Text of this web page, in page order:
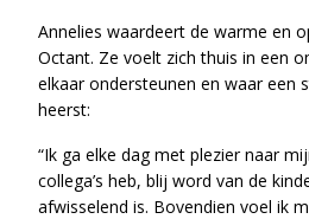
Annelies waardeert de warme en
Octant. Ze voelt zich thuis in een
elkaar ondersteunen en waar een
heerst:
“Ik ga elke dag met plezier naar
collega’s heb, blij word van de
afwisselend is. Bovendien voel ik